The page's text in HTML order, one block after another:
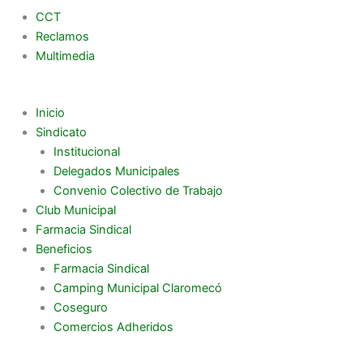
CCT
Reclamos
Multimedia
Inicio
Sindicato
Institucional
Delegados Municipales
Convenio Colectivo de Trabajo
Club Municipal
Farmacia Sindical
Beneficios
Farmacia Sindical
Camping Municipal Claromecó
Coseguro
Comercios Adheridos